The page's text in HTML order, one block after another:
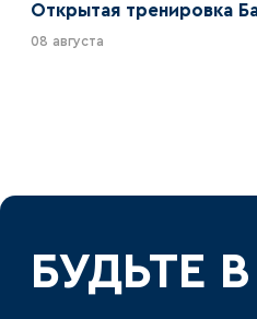
Открытая тренировка
08 августа
БУДЬТЕ